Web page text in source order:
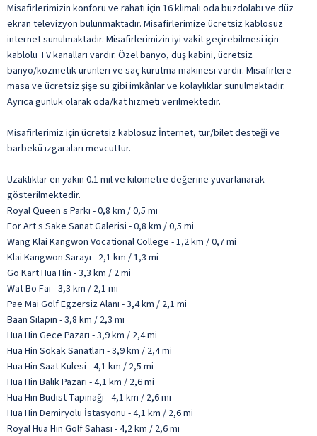
Misafirlerimizin konforu ve rahatı için 16 klimalı oda buzdolabı ve düz
ekran televizyon bulunmaktadır. Misafirlerimize ücretsiz kablosuz
internet sunulmaktadır. Misafirlerimizin iyi vakit geçirebilmesi için
kablolu TV kanalları vardır. Özel banyo, duş kabini, ücretsiz
banyo/kozmetik ürünleri ve saç kurutma makinesi vardır. Misafirlere
masa ve ücretsiz şişe su gibi imkânlar ve kolaylıklar sunulmaktadır.
Ayrıca günlük olarak oda/kat hizmeti verilmektedir.
Misafirlerimiz için ücretsiz kablosuz İnternet, tur/bilet desteği ve
barbekü ızgaraları mevcuttur.
Uzaklıklar en yakın 0.1 mil ve kilometre değerine yuvarlanarak
gösterilmektedir.
Royal Queen s Parkı - 0,8 km / 0,5 mi
For Art s Sake Sanat Galerisi - 0,8 km / 0,5 mi
Wang Klai Kangwon Vocational College - 1,2 km / 0,7 mi
Klai Kangwon Sarayı - 2,1 km / 1,3 mi
Go Kart Hua Hin - 3,3 km / 2 mi
Wat Bo Fai - 3,3 km / 2,1 mi
Pae Mai Golf Egzersiz Alanı - 3,4 km / 2,1 mi
Baan Silapin - 3,8 km / 2,3 mi
Hua Hin Gece Pazarı - 3,9 km / 2,4 mi
Hua Hin Sokak Sanatları - 3,9 km / 2,4 mi
Hua Hin Saat Kulesi - 4,1 km / 2,5 mi
Hua Hin Balık Pazarı - 4,1 km / 2,6 mi
Hua Hin Budist Tapınağı - 4,1 km / 2,6 mi
Hua Hin Demiryolu İstasyonu - 4,1 km / 2,6 mi
Royal Hua Hin Golf Sahası - 4,2 km / 2,6 mi